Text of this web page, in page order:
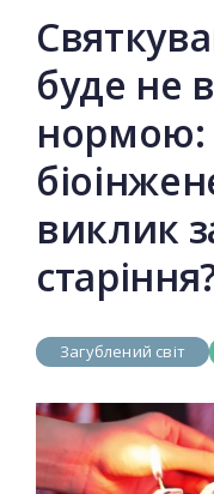
буде не
нормою:
виклик
Загублений світ